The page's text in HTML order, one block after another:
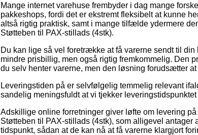
Mange internet varehuse frembyder i dag mange
pakkeshops, fordi det er ekstremt fleksibelt at kunne
altså rigtig praktisk, samt i mange tilfælde ydermere
Støtteben til PAX-stillads (4stk).
Du kan lige så vel foretrække at få varerne sendt til
mindre prisbillig, men også rigtig fremkommelig. Den
du selv henter varerne, men den løsning forudsætter
Leveringstiden på er selvfølgelig temmelig relevant
sandelig meningsfuldt at vi tjekker
Adskillige online forretninger giver løfte om levering
Støtteben til PAX-stillads (4stk), som alligevel
tidspunkt, sådan at de kan nå at få varerne klargjort